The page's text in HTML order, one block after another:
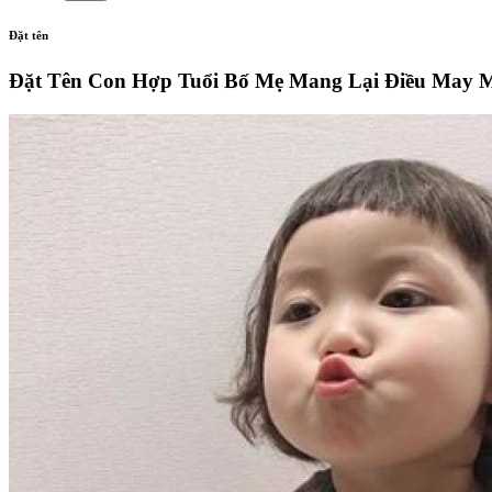
Đặt tên
Đặt Tên Con Hợp Tuổi Bố Mẹ Mang Lại Điều May